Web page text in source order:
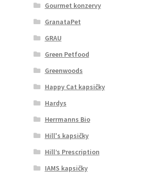
Gourmet konzervy
GranataPet
GRAU
Green Petfood
Greenwoods
Happy Cat kapsičky
Hardys
Herrmanns Bio
Hill's kapsičky
Hill’s Prescription
IAMS kapsičky